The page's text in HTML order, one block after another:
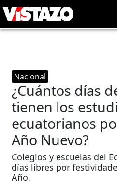
Nacional
¿Cuántos días
tienen los
ecuatorianos
Año Nuevo?
Colegios y escuelas del
días libres por
Año.